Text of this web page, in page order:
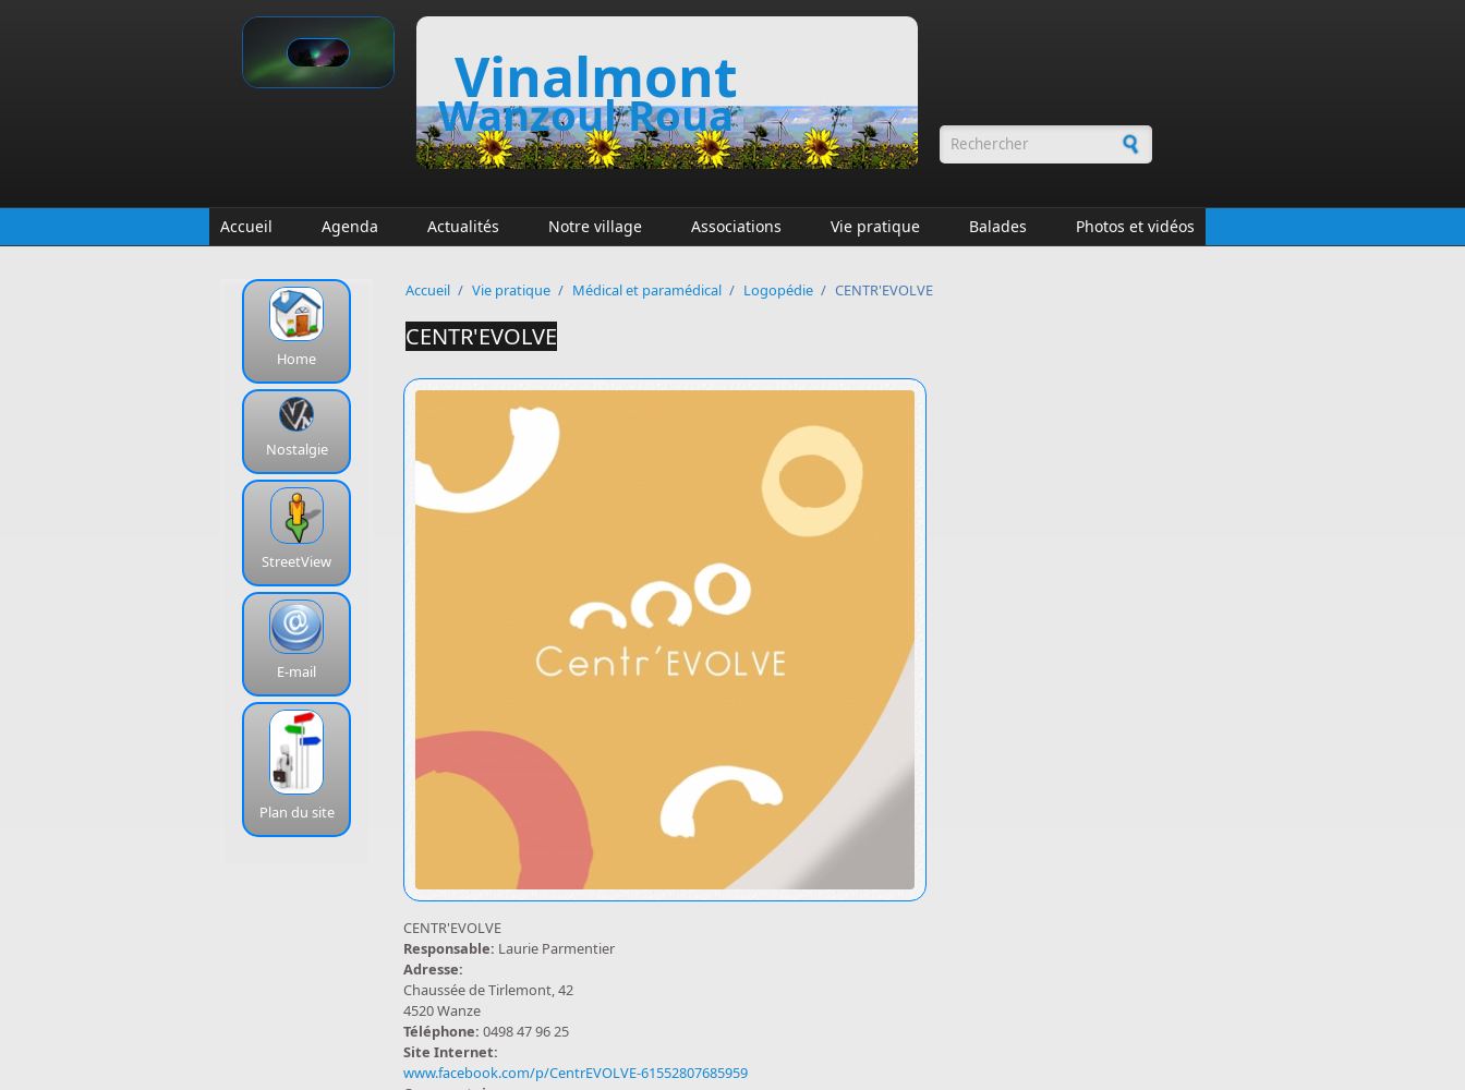
Vinalmont
Wanzoul Roua
Formulaire de recherche
Accueil Agenda Actualités Notre village Associations Vie pratique Balades Photos et vidéos
Home
Nostalgie
StreetView
E-mail
Plan du site
Accueil / Vie pratique / Médical et paramédical / Logopédie / CENTR'EVOLVE
CENTR'EVOLVE
CENTR'EVOLVE
Responsable: Laurie Parmentier
Adresse:
Chaussée de Tirlemont, 42
4520 Wanze
Téléphone:0498 47 96 25
Site Internet:
www.facebook.com/p/CentrEVOLVE-61552807685959